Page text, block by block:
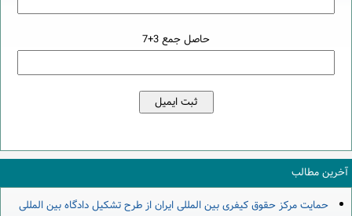
حاصل جمع 3+7
آخرین مطالب
حمایت مرکز حقوق کیفری بین المللی ایران از طرح تشکیل دادگاه بین المللی